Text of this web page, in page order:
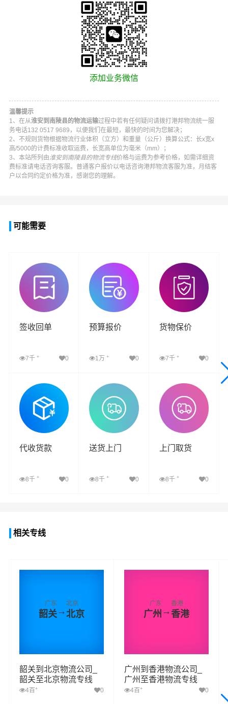
添加业务微信
温馨提示
1、在从淮安到南陵县的物流运输过程中若有任何疑问请拨打 港邦物流统一服
务电话132 0517 9689 ，以便我们在最短，最快的时间为您解决；
2、不规则货物根据物流行业体积（立方）和重量（公斤）换算公式：长x宽x
高/5000的计费标准收取运费，长宽高单位为毫米（mm）；
3、本站所列由淮安到南陵县的物流专线价格与运费为参考价格，如需详细资
费标准请电话咨询客服。普通客户报价以电话咨询港邦物流客服为准，月结客
户以合同约定价格为准，感谢您的理解。
可能需要
签收回单
7千 + 0
查看详细
预算报价
1万+ 0
查看详细
货物保价
7千 + 0
查看详细
代收货款
8千 + 0
送货上门
8千+ 0
上门取货
8千 + 0
相关专线
广东
韶关→
北京
北京
韶关到北京物流公司_
韶关至北京物流专线
4百 + 0
广东
广州 →
香港
香港
广州到香港物流公司_
广州至香港物流专线
4百 + 0